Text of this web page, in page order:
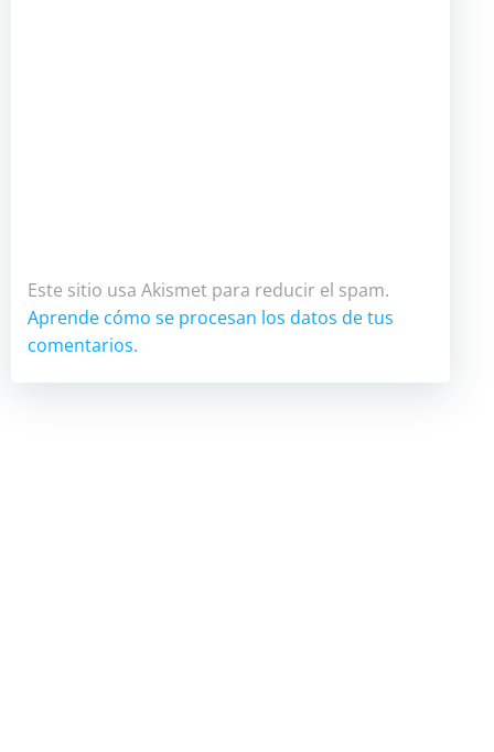
Este sitio usa Akismet para reducir el spam.
Aprende cómo se procesan los datos de tus
comentarios.